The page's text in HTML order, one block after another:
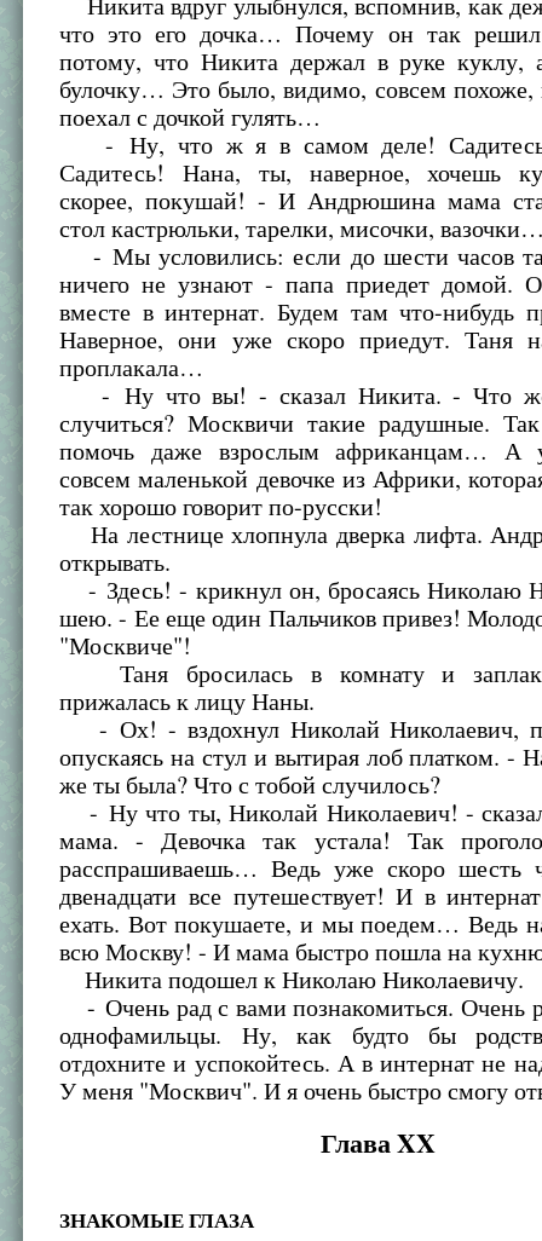
что это его дочка… Почему он так
потому, что Никита держал в руке куклу,
булочку… Это было, видимо, совсем похоже,
поехал с дочкой гулять…
- Ну, что ж я в самом деле!
Садитесь! Нана, ты, наверное, хочешь
скорее, покушай! - И Андрюшина мама
стол кастрюльки, тарелки, мисочки,
- Мы условились: если до шести часов
ничего не узнают - папа приедет домой.
вместе в интернат. Будем там что-нибудь
Наверное, они уже скоро приедут. Таня
проплакала…
- Ну что вы! - сказал Никита. - Что
случиться? Москвичи такие радушные.
помочь даже взрослым африканцам… А
совсем маленькой девочке из Африки,
так хорошо говорит по-русски!
На лестнице хлопнула дверка лифта.
открывать.
- Здесь! - крикнул он, бросаясь Николаю
шею. - Ее еще один Пальчиков привез!
"Москвиче"!
Таня бросилась в комнату и
прижалась к лицу Наны.
- Ох! - вздохнул Николай Николаевич,
опускаясь на стул и вытирая лоб платком. -
же ты была? Что с тобой случилось?
- Ну что ты, Николай Николаевич! -
мама. - Девочка так устала! Так
расспрашиваешь… Ведь уже скоро шесть
двенадцати все путешествует! И в
ехать. Вот покушаете, и мы поедем… Ведь
всю Москву! - И мама быстро пошла на
Никита подошел к Николаю Николаевичу.
- Очень рад с вами познакомиться.
однофамильцы. Ну, как будто бы
отдохните и успокойтесь. А в интернат не
У меня "Москвич". И я очень быстро смогу
Глава XX
ЗНАКОМЫЕ ГЛАЗА